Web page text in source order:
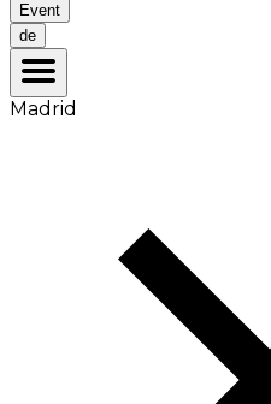
Event
de
Madrid